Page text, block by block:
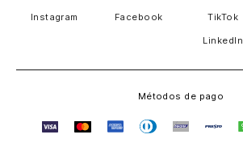
Instagram Facebook TikTok
LinkedIn
Métodos de pago